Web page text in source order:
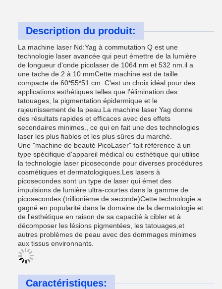
Description du produit:
La machine laser Nd:Yag à commutation Q est une
technologie laser avancée qui peut émettre de la lumière
de longueur d'onde picolaser de 1064 nm et 532 nm.il a
une tache de 2 à 10 mmCette machine est de taille
compacte de 60*55*51 cm. C'est un choix idéal pour des
applications esthétiques telles que l'élimination des
tatouages, la pigmentation épidermique et le
rajeunissement de la peau.La machine laser Yag donne
des résultats rapides et efficaces avec des effets
secondaires minimes., ce qui en fait une des technologies
laser les plus fiables et les plus sûres du marché.
Une "machine de beauté PicoLaser" fait référence à un
type spécifique d'appareil médical ou esthétique qui utilise
la technologie laser picoseconde pour diverses procédures
cosmétiques et dermatologiques.Les lasers à
picosecondes sont un type de laser qui émet des
impulsions de lumière ultra-courtes dans la gamme de
picosecondes (trillionième de seconde)Cette technologie a
gagné en popularité dans le domaine de la dermatologie et
de l'esthétique en raison de sa capacité à cibler et à
décomposer les lésions pigmentées, les tatouages,et
autres problèmes de peau avec des dommages minimes
aux tissus environnants.
Caractéristiques: